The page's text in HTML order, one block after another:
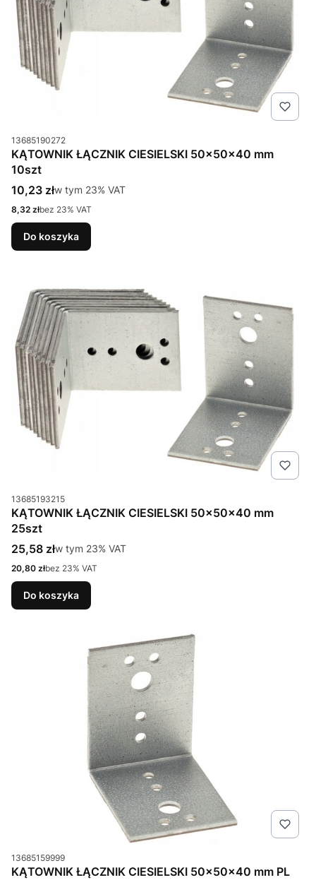
Kod produktu
13685190272
KĄTOWNIK ŁĄCZNIK CIESIELSKI 50x50x40 mm
10szt
Cena brutto
10,23 złw tym %s VAT
w tym 23% VAT
Cena netto
8,32 złbez 23% VAT
Do koszyka
Kod produktu
13685193215
KĄTOWNIK ŁĄCZNIK CIESIELSKI 50x50x40 mm
25szt
Cena brutto
25,58 złw tym %s VAT
w tym 23% VAT
Cena netto
20,80 złbez 23% VAT
Do koszyka
Kod produktu
13685159999
KĄTOWNIK ŁĄCZNIK CIESIELSKI 50x50x40 mm PL